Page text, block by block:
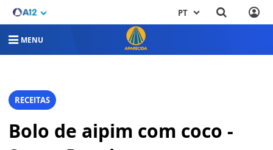
PT
MENU
RECEITAS
Bolo de aipim com coco -